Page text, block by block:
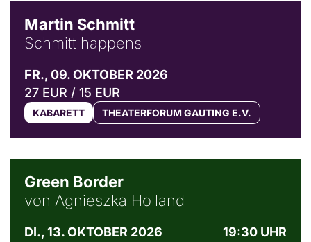
Martin Schmitt
Schmitt happens
FR., 09. OKTOBER 2026
27 EUR / 15 EUR
KABARETT THEATERFORUM GAUTING E.V.
Green Border
von Agnieszka Holland
DI., 13. OKTOBER 2026
19:30 UHR